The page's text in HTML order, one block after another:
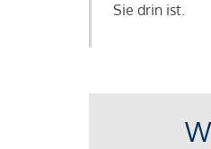
Sie drin ist.